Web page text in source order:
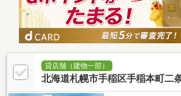
貸店舗（建物一部）
北海道札幌市手稲区手稲本町二